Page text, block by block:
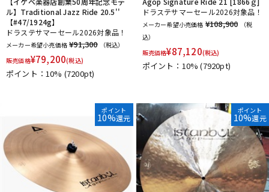
ル】Traditional Jazz Ride 20.5''
【#47/1924g】
ドラステサマーセール2026対象品！
メーカー希望小売価格 ¥91,300
（税込）
販売価格¥79,200(税込)
ポイント：10% (7200pt)
ドラステサマーセール2026対象品！
メーカー希望小売価格 ¥108,900
（税
込）
販売価格¥87,120(税込)
ポイント：10%(7920pt)
ポイント
10%還元
ポイント
10%還元